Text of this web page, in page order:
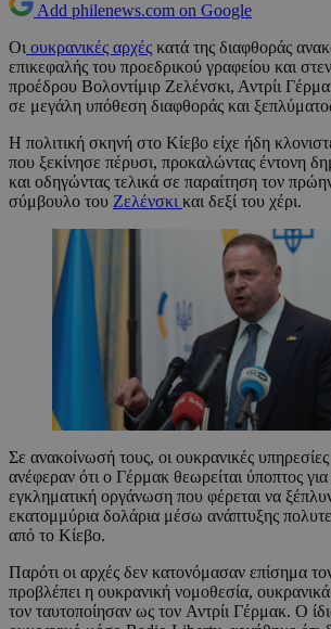
Add philenews.com on Google
Οι ουκρανικές αρχές κατά της διαφθοράς
επικεφαλής του προεδρικού γραφείου και
προέδρου Βολοντίμιρ Ζελένσκι, Αντρίι
σε μεγάλη υπόθεση διαφθοράς και
Η πολιτική σκηνή στο Κίεβο είχε ήδη
που ξεκίνησε πέρυσι, προκαλώντας έντονη
και οδηγώντας τελικά σε παραίτηση τον
σύμβουλο του Ζελένσκι και δεξί του χέρι.
Σε ανακοίνωσή τους, οι ουκρανικές
ανέφεραν ότι ο Γέρμακ θεωρείται ύποπτος
εγκληματική οργάνωση που φέρεται να
εκατομμύρια δολάρια μέσω ανάπτυξης
από το Κίεβο.
Παρότι οι αρχές δεν κατονόμασαν επίσημα
προβλέπει η ουκρανική νομοθεσία,
τον ταυτοποίησαν ως τον Αντρίι Γέρμακ. Ο